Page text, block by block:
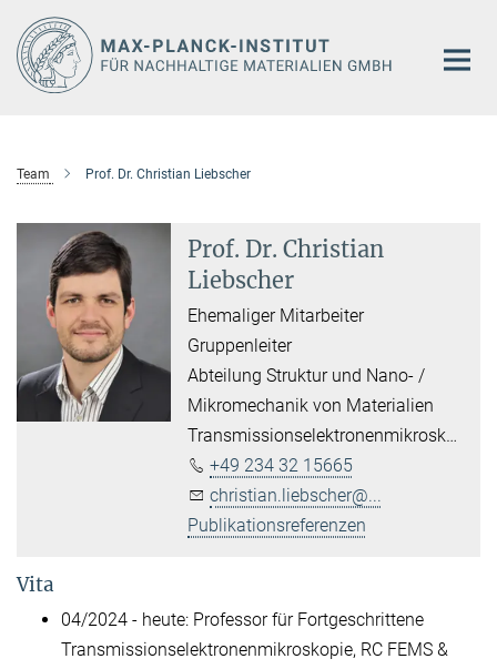
Hauptinhalt
Team Prof. Dr. Christian Liebscher
Prof. Dr. Christian
Liebscher
Ehemaliger Mitarbeiter
Gruppenleiter
Abteilung Struktur und Nano- /
Mikromechanik von Materialien
Transmissionselektronenmikroskopie
+49 234 32 15665
christian.liebscher@...
Publikationsreferenzen
Vita
04/2024 - heute: Professor für Fortgeschrittene
Transmissionselektronenmikroskopie, RC FEMS &